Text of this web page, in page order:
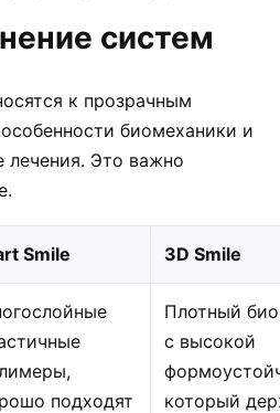
систем
к прозрачным
биомеханики и
лечения. Это важно
Smile 3D Smile
подходят
Плотный
с высокой
который